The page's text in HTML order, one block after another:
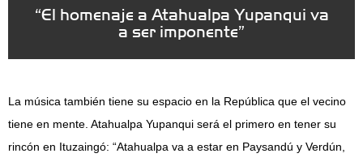
“El homenaje a Atahualpa Yupanqui va
a ser imponente”
La música también tiene su espacio en la República que el vecino
tiene en mente. Atahualpa Yupanqui será el primero en tener su
rincón en Ituzaingó: “Atahualpa va a estar en Paysandú y Verdún,